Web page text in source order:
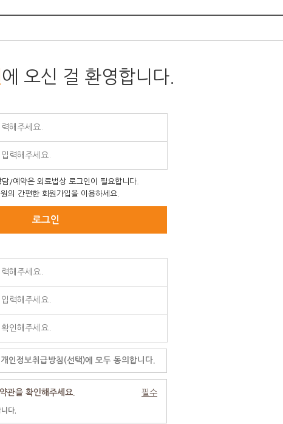
에 오신 걸 환영합니다.
/예약은 외료법상 로그인이 필요합니다.
의 간편한 회원가입을 이용하세요.
로그인
인정보취급방침(선택)에 모두 동의합니다.
필수
관을 확인해주세요.
다.